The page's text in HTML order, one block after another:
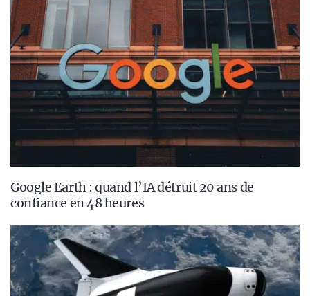
Google Earth : quand l’IA détruit 20 ans de
confiance en 48 heures